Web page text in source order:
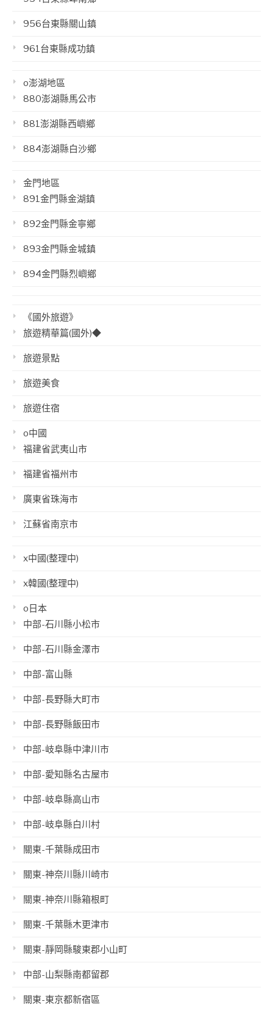
956台東縣關山鎮
961台東縣成功鎮
o澎湖地區
880澎湖縣馬公市
881澎湖縣西嶼鄉
884澎湖縣白沙鄉
金門地區
891金門縣金湖鎮
892金門縣金寧鄉
893金門縣金城鎮
894金門縣烈嶼鄉
《國外旅遊》
旅遊精華篇(國外)◆
旅遊景點
旅遊美食
旅遊住宿
o中國
福建省武夷山市
福建省福州市
廣東省珠海市
江蘇省南京市
x中國(整理中)
x韓國(整理中)
o日本
中部-石川縣小松市
中部-石川縣金澤市
中部-富山縣
中部-長野縣大町市
中部-長野縣飯田市
中部-岐阜縣中津川市
中部-愛知縣名古屋市
中部-岐阜縣高山市
中部-岐阜縣白川村
關東-千葉縣成田市
關東-神奈川縣川崎市
關東-神奈川縣箱根町
關東-千葉縣木更津市
關東-靜岡縣駿東郡小山町
中部-山梨縣南都留郡
關東-東京都新宿區